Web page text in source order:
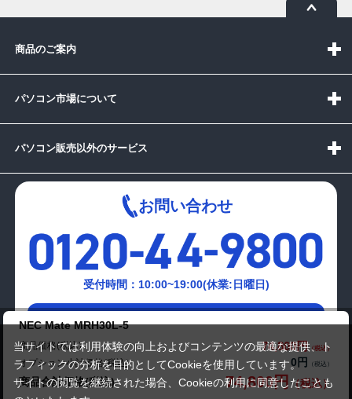
NEC Mate MRH30L-5
商品価格(税込) 74,800円
オプション小計価格(税込)
0円
商品合計価格(税込)
74,800円
商品のご案内
パソコン市場について
パソコン販売以外のサービス
お問い合わせ
受付時間：10:00~19:00(休業:日曜日)
メールでの
当サイトでは利用体験の向上およびコンテンツの最適な提供、ト
ラフィックの分析を目的としてCookieを使用しています。
サイトの閲覧を継続された場合、Cookieの利用に同意したことも